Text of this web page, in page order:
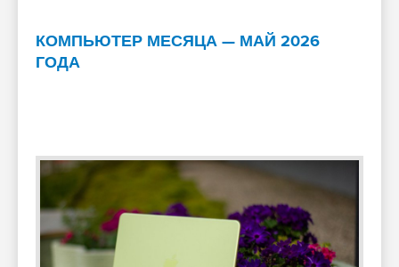
КОМПЬЮТЕР МЕСЯЦА — МАЙ 2026
ГОДА